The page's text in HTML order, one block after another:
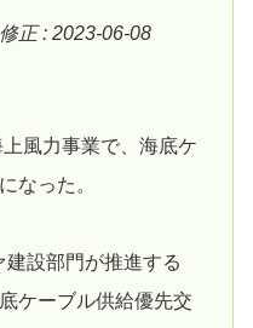
正 : 2023-06-08
風力事業で、海底ケ
なった。
建設部門が推進する
ケーブル供給優先交